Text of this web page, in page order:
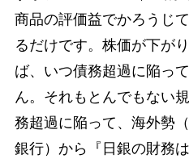
商品の評価益でかろうじ
るだけです。株価が下が
ば、いつ債務超過に陥っ
ん。それもとんでもない
務超過に陥って、海外勢
銀行）から『日銀の財務